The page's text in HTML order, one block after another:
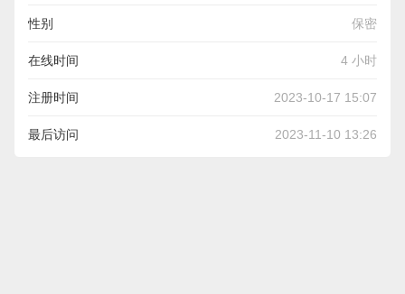
性别 保密
在线时间 4 小时
注册时间 2023-10-17 15:07
最后访问 2023-11-10 13:26